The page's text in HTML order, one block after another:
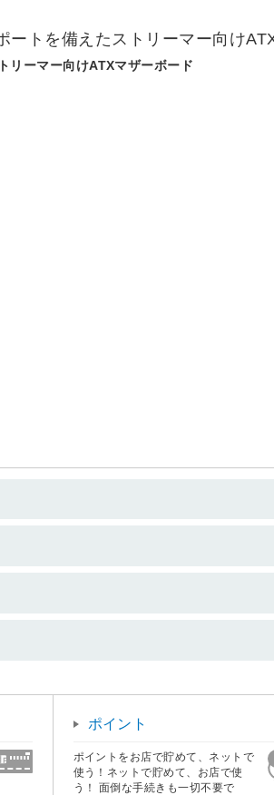
トを備えたストリーマー向け
リーマー向けATXマザーボード
ポイント
ポイントをお店で貯めて、ネットで
使う！ネットで貯めて、お店で使
う！ 面倒な手続きも一切不要で